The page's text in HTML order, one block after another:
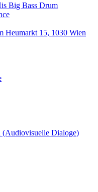
Big Bass Drum
Heumarkt 15, 1030 Wien
(Audiovisuelle Dialoge)